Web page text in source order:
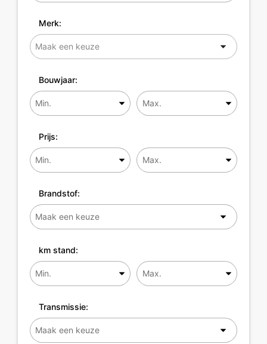
Merk:
Bouwjaar:
Prijs:
Brandstof:
km stand:
Transmissie: